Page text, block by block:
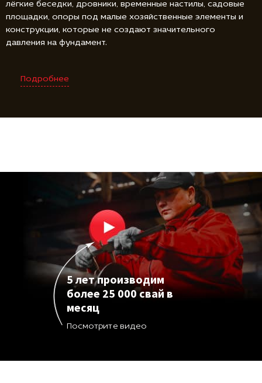
лёгкие беседки, дровники, временные настилы, садовые
площадки, опоры под малые хозяйственные элементы и
конструкции, которые не создают значительного
давления на фундамент.
Подробнее
5 лет производим
более 25 000 свай в
месяц
Посмотрите видео